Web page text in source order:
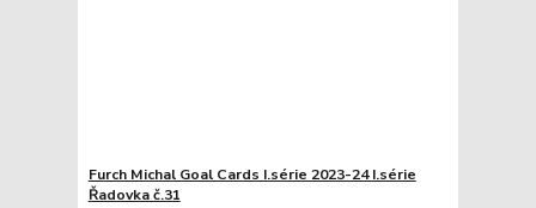
Furch Michal Goal Cards I.série 2023-24 I.série
Řadovka č.31